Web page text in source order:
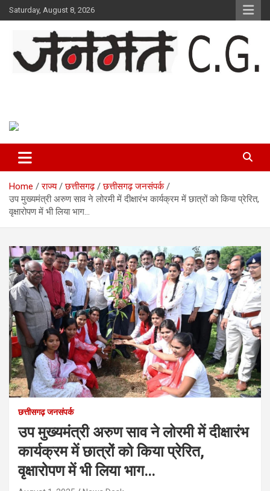
Skip
to
Saturday, August 8, 2026
Home राज्य छत्तीसगढ़
छत्तीसगढ़ जनसंपर्क
उप मुख्यमंत्री अरुण साव ने लोरमी में दीक्षारंभ कार्यक्रम में छात्रों को किया प्रेरित,
वृक्षारोपण में भी लिया भाग…
छत्तीसगढ़ जनसंपर्क
उप मुख्यमंत्री अरुण साव ने लोरमी में दीक्षारंभ
कार्यक्रम में छात्रों को किया प्रेरित,
वृक्षारोपण में भी लिया भाग…